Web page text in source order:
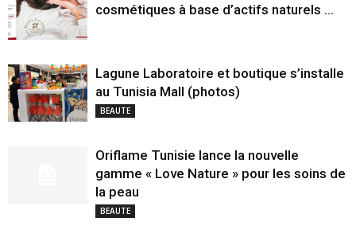
cosmétiques à base d’actifs naturels …
Lagune Laboratoire et boutique s’installe
au Tunisia Mall (photos)
BEAUTE
Oriflame Tunisie lance la nouvelle
gamme « Love Nature » pour les soins de
la peau
BEAUTE